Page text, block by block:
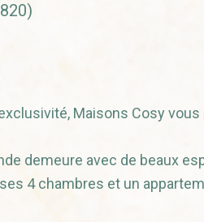
exclusivité, Maisons Cosy
demeure avec de beaux
4 chambres et un